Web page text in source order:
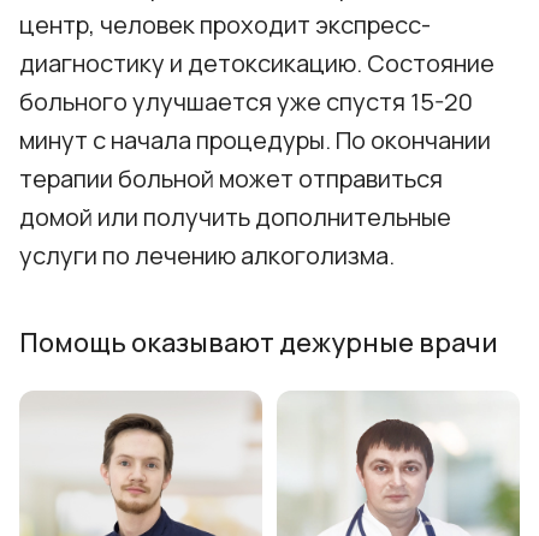
центр, человек проходит экспресс-
диагностику и детоксикацию. Состояние
больного улучшается уже спустя 15-20
минут с начала процедуры. По окончании
терапии больной может отправиться
домой или получить дополнительные
услуги по лечению алкоголизма.
Помощь оказывают дежурные врачи